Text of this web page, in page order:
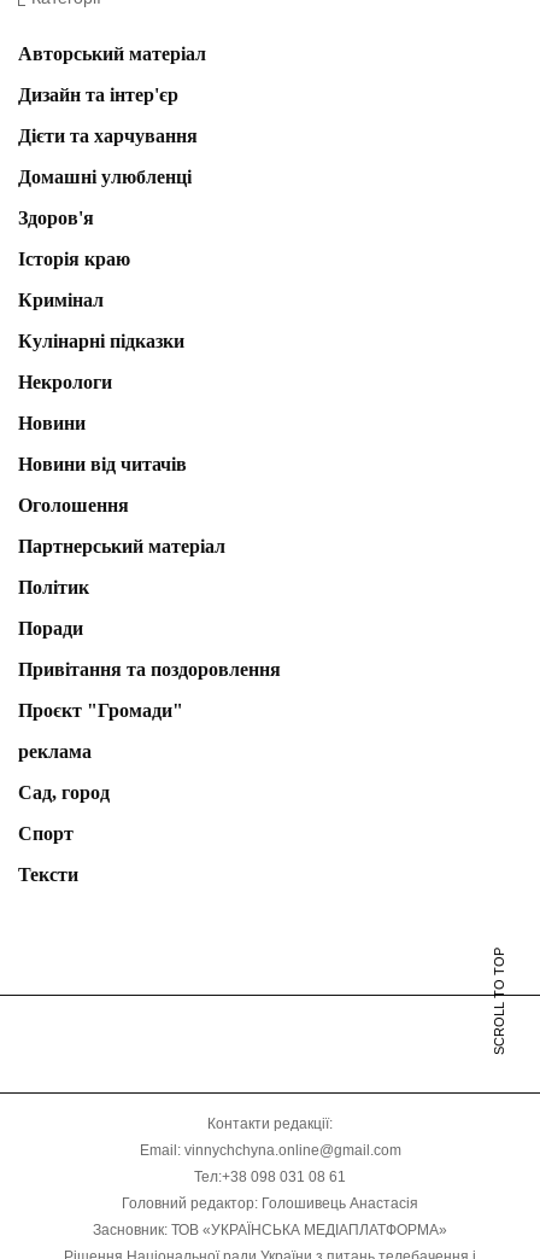
Авторський матеріал
Дизайн та інтер'єр
Дієти та харчування
Домашні улюбленці
Здоров'я
Історія краю
Кримінал
Кулінарні підказки
Некрологи
Новини
Новини від читачів
Оголошення
Партнерський матеріал
Політик
Поради
Привітання та поздоровлення
Проєкт "Громади"
реклама
Сад, город
Спорт
Тексти
SCROLL TO TOP
Контакти редакції:
Email: vinnychchyna.online@gmail.com
Тел:+38 098 031 08 61
Головний редактор: Голошивець Анастасія
Засновник: ТОВ «УКРАЇНСЬКА МЕДІАПЛАТФОРМА»